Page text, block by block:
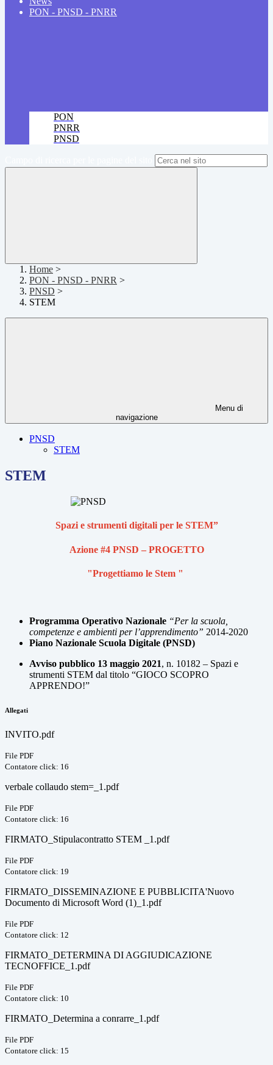
PON - PNSD - PNRR
PON
PNRR
PNSD
Home >
PON - PNSD - PNRR >
PNSD >
STEM
Menu di
navigazione
PNSD
STEM
STEM
Spazi e strumenti digitali per le STEM”
Azione #4 PNSD – PROGETTO
"Progettiamo le Stem "
Programma Operativo Nazionale “Per la scuola,
competenze e ambienti per l’apprendimento” 2014-2020
Piano Nazionale Scuola Digitale (PNSD)
Avviso pubblico 13 maggio 2021, n. 10182 – Spazi e
strumenti STEM dal titolo “GIOCO SCOPRO
APPRENDO!”
Allegati
INVITO.pdf
File PDF
Contatore click: 16
verbale collaudo stem=_1.pdf
File PDF
Contatore click: 16
FIRMATO_Stipulacontratto STEM _1.pdf
File PDF
Contatore click: 19
FIRMATO_DISSEMINAZIONE E PUBBLICITA'Nuovo
Documento di Microsoft Word (1)_1.pdf
File PDF
Contatore click: 12
FIRMATO_DETERMINA DI AGGIUDICAZIONE
TECNOFFICE_1.pdf
File PDF
Contatore click: 10
FIRMATO_Determina a conrarre_1.pdf
File PDF
Contatore click: 15